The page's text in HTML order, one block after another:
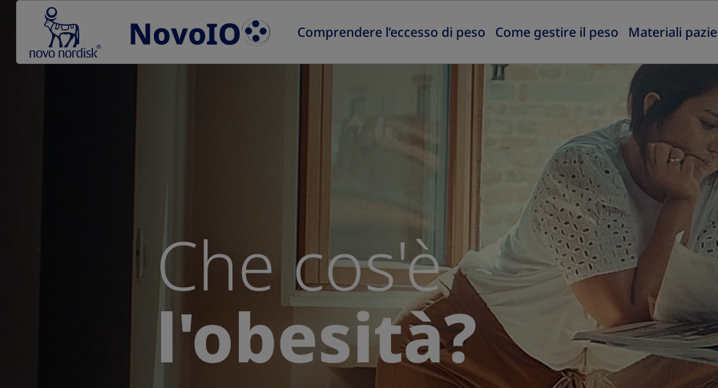
Go to the page content
Comprendere l’eccesso di peso
Come gestire il peso Materiali
Che cos'è
l'obesità?